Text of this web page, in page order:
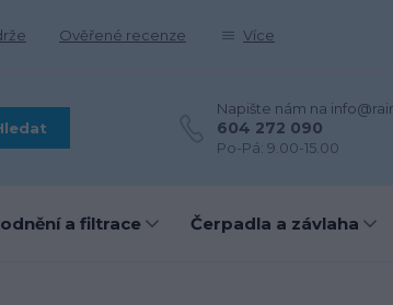
Ověřené recenze Více
Napište nám na
604 272 090
Po-Pá: 9.00-15.00
a filtrace Čerpadla a závlaha